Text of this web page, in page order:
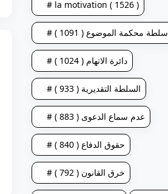
# la motivation ( 1526 )
# سلطة محكمة الموضوع ( 1091 )
# دائرة الاتهام ( 1024 )
# السلطة التقديرية ( 933 )
# عدم سماع الدعوى ( 883 )
# حقوق الدفاع ( 840 )
# خرق القانون ( 792 )